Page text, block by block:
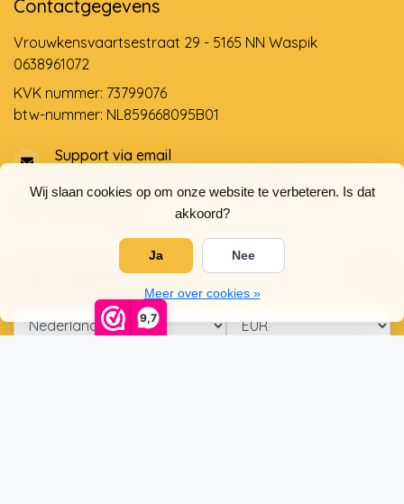
9,7
Wij slaan cookies op om onze website te verbeteren. Is dat
akkoord?
Ja Nee
Meer over cookies »
Contactgegevens
Vrouwkensvaartsestraat 29 - 5165 NN Waspik
0638961072
KVK nummer: 73799076
btw-nummer: NL859668095B01
Support via email
OpeningstijdenSocials
Klantenservice